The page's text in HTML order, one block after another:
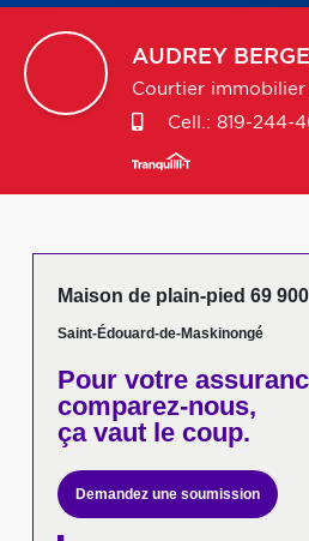
AUDREY
Courtier immobilier
Cell.: 819-244-
Maison de plain-pied 69
Saint-Édouard-de-Maskinongé
Pour votre
comparez-nous,
ça vaut le coup.
Demandez une soumission